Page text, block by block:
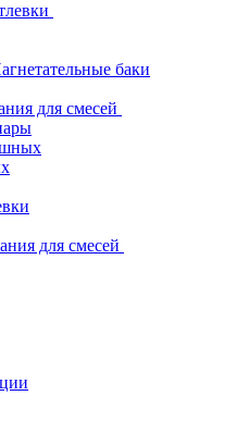
баки
для смесей
для смесей